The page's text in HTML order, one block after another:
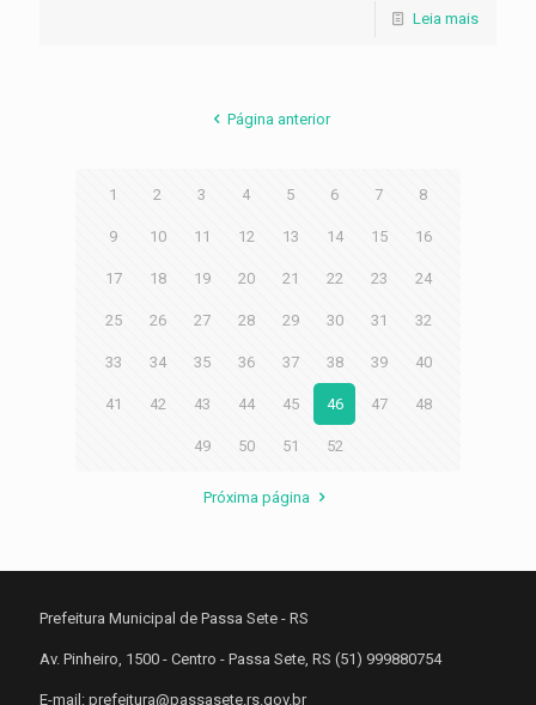
Leia mais
Página anterior
1 2 3 4 5 6 7 8
9 10 11 12 13 14 15 16
17 18 19 20 21 22 23 24
25 26 27 28 29 30 31 32
33 34 35 36 37 38 39 40
41 42 43 44 45 46 47 48
49 50 51 52
Próxima página
Prefeitura Municipal de Passa Sete - RS
Av. Pinheiro, 1500 - Centro - Passa Sete, RS (51) 999880754
E-mail: prefeitura@passasete.rs.gov.br